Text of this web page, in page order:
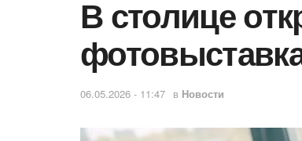
В столице
06.05.2026 - 11:47 в Новости